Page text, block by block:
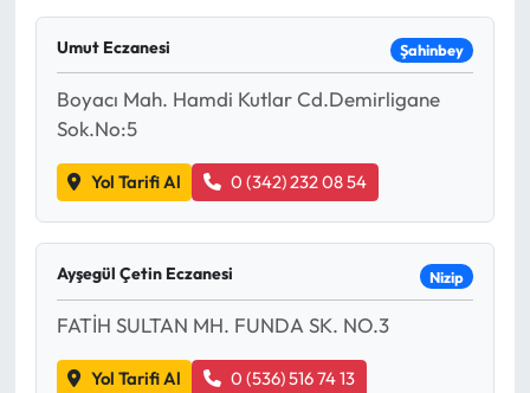
Umut Eczanesi Şahinbey
Boyacı Mah. Hamdi Kutlar Cd.Demirligane
Sok.No:5
Yol Tarifi Al 0 (342) 232 08 54
Ayşegül Çetin Eczanesi Nizip
FATİH SULTAN MH. FUNDA SK. NO.3
Yol Tarifi Al 0 (536) 516 74 13
Kargı Haberleri
Kimdir?
Kültür Sanat
Laçin Haberleri
Magazin